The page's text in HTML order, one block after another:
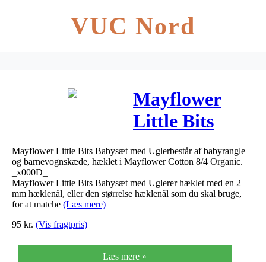
VUC Nord
Mayflower
Little Bits
Babysæt med
Ugler –
Babyrangle og
Mayflower Little Bits Babysæt med Uglerbestår af babyrangle
og barnevognskæde, hæklet i Mayflower Cotton 8/4 Organic.
_x000D_
Mayflower Little Bits Babysæt med Uglerer hæklet med en 2
mm hæklenål, eller den størrelse hæklenål som du skal bruge,
for at matche (Læs mere)
95 kr. (Vis fragtpris)
Læs mere »